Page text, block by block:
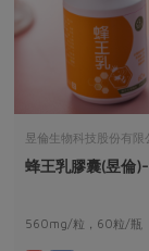
昱倫生物科技股份有限
蜂王乳膠囊(昱倫
560mg/粒，60粒/瓶